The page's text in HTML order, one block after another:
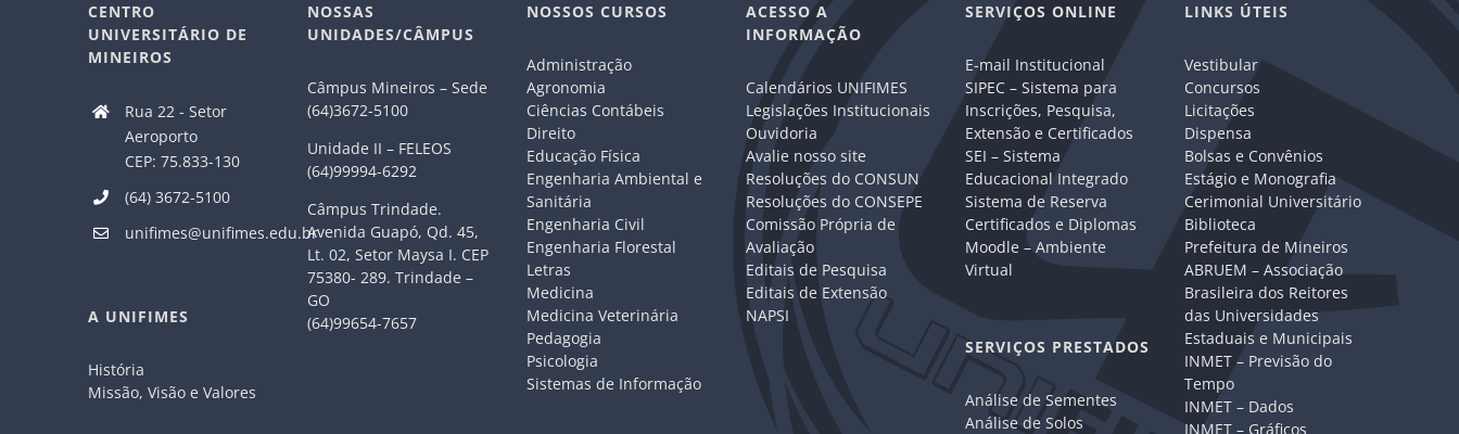
CENTRO
UNIVERSITÁRIO DE
MINEIROS
Rua 22 - Setor
Aeroporto
CEP: 75.833-130
(64) 3672-5100
unifimes@unifimes.edu.br
A UNIFIMES
História
Missão, Visão e Valores
NOSSAS
UNIDADES/CÂMPUS
Câmpus Mineiros – Sede
(64)3672-5100
Unidade II – FELEOS
(64)99994-6292
Câmpus Trindade.
Avenida Guapó, Qd. 45,
Lt. 02, Setor Maysa I. CEP
75380- 289. Trindade –
GO
(64)99654-7657
NOSSOS CURSOS
Administração
Agronomia
Ciências Contábeis
Direito
Educação Física
Engenharia Ambiental e
Sanitária
Engenharia Civil
Engenharia Florestal
Letras
Medicina
Medicina Veterinária
Pedagogia
Psicologia
Sistemas de Informação
ACESSO A
INFORMAÇÃO
Calendários UNIFIMES
Legislações Institucionais
Ouvidoria
Avalie nosso site
Resoluções do CONSUN
Resoluções do CONSEPE
Comissão Própria de
Avaliação
Editais de Pesquisa
Editais de Extensão
NAPSI
SERVIÇOS ONLINE
E-mail Institucional
SIPEC – Sistema para
Inscrições, Pesquisa,
Extensão e Certificados
SEI – Sistema
Educacional Integrado
Sistema de Reserva
Certificados e Diplomas
Moodle – Ambiente
Virtual
SERVIÇOS PRESTADOS
Análise de Sementes
Análise de Solos
LINKS ÚTEIS
Vestibular
Concursos
Licitações
Dispensa
Bolsas e Convênios
Estágio e Monografia
Cerimonial Universitário
Biblioteca
Prefeitura de Mineiros
ABRUEM – Associação
Brasileira dos Reitores
das Universidades
Estaduais e Municipais
INMET – Previsão do
Tempo
INMET – Dados
INMET – Gráficos